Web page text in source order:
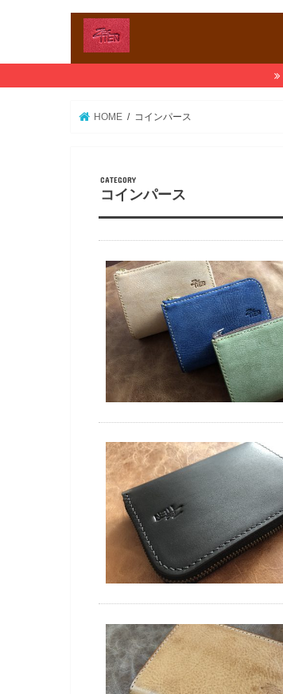
HOME コインパース
コインパース